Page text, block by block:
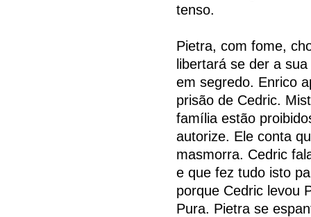
tenso.
Pietra, com fome,
libertará se der a
em segredo. Enrico
prisão de Cedric.
família estão
autorize. Ele conta
masmorra. Cedric
e que fez tudo isto
porque Cedric levou
Pura. Pietra se